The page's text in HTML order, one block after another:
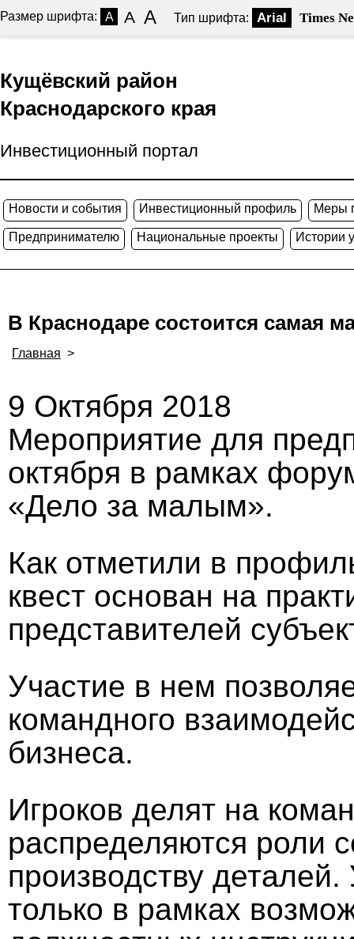
Размер шрифта: A A A Тип шрифта: Arial Times
Кущёвский район
Краснодарского края
Инвестиционный портал
Новости и события Инвестиционный профиль Меры
Предпринимателю Национальные проекты Истории
В Краснодаре состоится самая
Главная >
9 Октября 2018
Мероприятие для
октября в рамках
«Дело за малым».
Как отметили в
квест основан на
представителей
Участие в нем
командного
бизнеса.
Игроков делят на
распределяются роли
производству деталей.
только в рамках